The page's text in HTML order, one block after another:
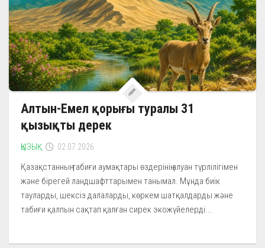
Алтын-Емел қорығы туралы 31
қызықты дерек
ҚЫЗЫҚ 02.07.2026
Қазақстанның табиғи аумақтары өздерінің алуан түрлілігімен
және бірегей ландшафттарымен танымал. Мұнда биік
тауларды, шексіз далаларды, көркем шатқалдарды және
табиғи қалпын сақтап қалған сирек экожүйелерді...